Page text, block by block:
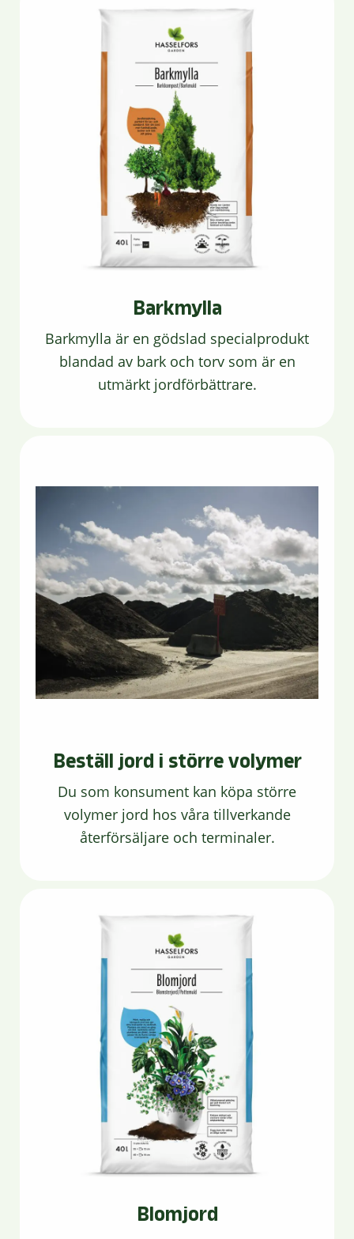
Barkmylla
Barkmylla är en gödslad specialprodukt
blandad av bark och torv som är en
utmärkt jordförbättrare.
Beställ jord i större volymer
Du som konsument kan köpa större
volymer jord hos våra tillverkande
återförsäljare och terminaler.
Blomjord